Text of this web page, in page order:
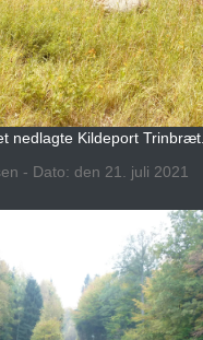
nedlagte Kildeport Trinbræt.
- Dato: den 21. juli 2021